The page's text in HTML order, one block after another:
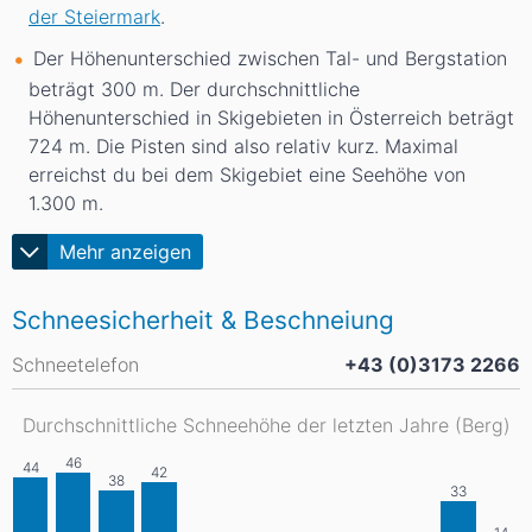
Mehr anzeigen
der Steiermark.
Der Höhenunterschied zwischen Tal- und Bergstation
beträgt 300 m. Der durchschnittliche
Höhenunterschied in Skigebieten in Österreich beträgt
724 m. Die Pisten sind also relativ kurz. Maximal
erreichst du bei dem Skigebiet eine Seehöhe von
1.300 m.
Schneesicherheit & Beschneiung
Schneetelefon +43 (0)3173 2266
Durchschnittliche Schneehöhe der letzten Jahre (Berg)